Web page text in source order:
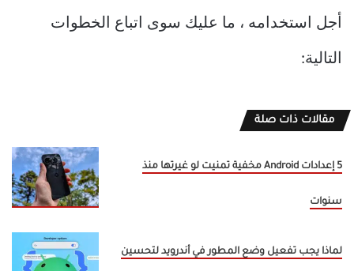
أجل استخدامه ، ما عليك سوى اتباع الخطوات
التالية:
مقالات ذات صلة
5 إعدادات Android مخفية تمنيت لو غيرتها منذ
سنوات
لماذا يجب تفعيل وضع المطور في أندرويد لتحسين